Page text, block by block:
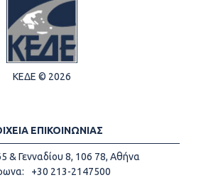
ΚΕΔΕ © 2026
ΕΠΙΚΟΙΝΩΝΙΑΣ
& Γενναδίου 8, 106 78, Αθήνα
+30 213-2147500